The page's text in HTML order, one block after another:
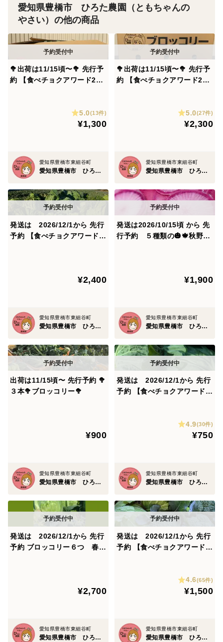
愛知県豊橋市 ひろた農園（ともちゃんの
やさい）の他の商品
🥦出荷は11/15頃〜🥦 先行予
約 【食べチョクアワード202
5.0(13件)
¥1,300
愛知県豊橋市東細谷町
愛知県豊橋市 ひろた農園（ともちゃんの やさい）
🥦出荷は11/15頃〜🥦 先行予
約 【食べチョクアワード202
5.0(27件)
¥2,300
愛知県豊橋市東細谷町
愛知県豊橋市 ひろた農園（ともちゃんの やさい）
発送は 2026/12/1から 先行
予約 【食べチョクアワード2
¥2,400
愛知県豊橋市東細谷町
愛知県豊橋市 ひろた農園（ともちゃんの やさい）
発送は2026/10/15頃 から 先
行予約 ５種類の🎃🍁秋野菜
¥1,900
愛知県豊橋市東細谷町
愛知県豊橋市 ひろた農園（ともちゃんの やさい）
出荷は11/15頃〜 先行予約 🥦
３本🥦ブロッコリー🥦
¥900
愛知県豊橋市東細谷町
愛知県豊橋市 ひろた農園（ともちゃんの やさい）
発送は 2026/12/1から 先行
予約 【食べチョクアワード2
4.9(30件)
¥750
愛知県豊橋市東細谷町
愛知県豊橋市 ひろた農園（ともちゃんの やさい）
発送は 2026/12/1から 先行
予約 ブロッコリー６つ 春キ
¥2,700
愛知県豊橋市東細谷町
愛知県豊橋市 ひろた農園（ともちゃんの やさい）
発送は 2026/12/1から 先行
予約 【食べチョクアワード2
4.6(65件)
¥1,500
愛知県豊橋市東細谷町
愛知県豊橋市 ひろた農園（ともちゃんの やさい）